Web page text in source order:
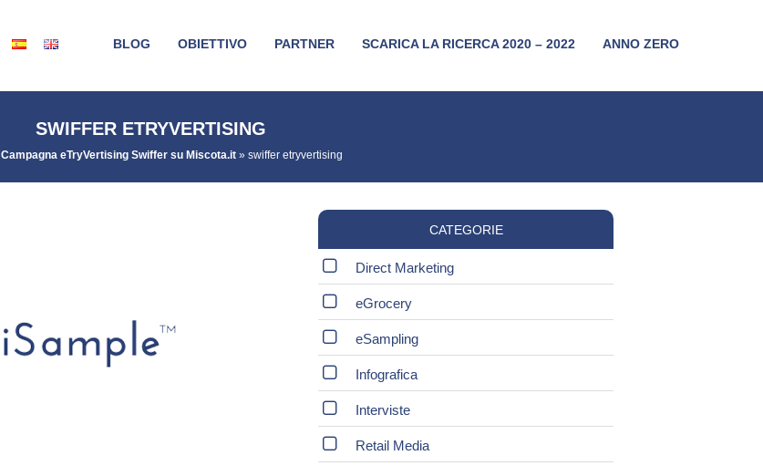
BLOG OBIETTIVO PARTNER SCARICA LA RICERCA 2020 – 2022 ANNO ZERO
SWIFFER ETRYVERTISING
Campagna eTryVertising Swiffer su Miscota.it » swiffer etryvertising
CATEGORIE
Direct Marketing
eGrocery
eSampling
Infografica
Interviste
Retail Media